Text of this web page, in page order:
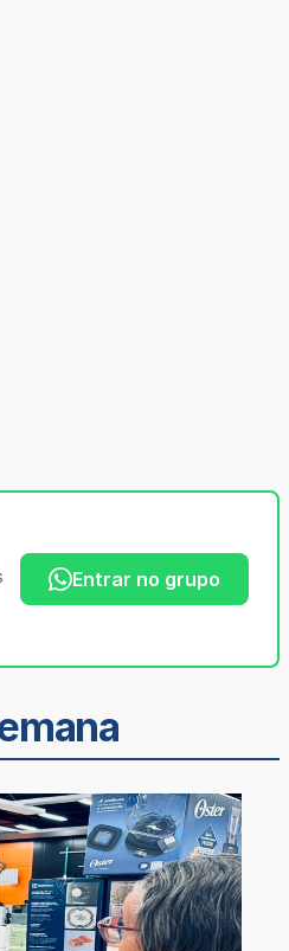
Entrar no grupo